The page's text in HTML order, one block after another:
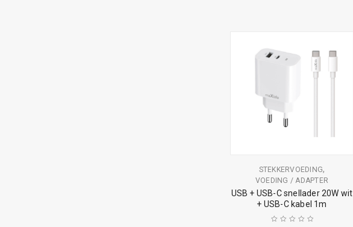
STEKKERVOEDING,
VOEDING / ADAPTER
USB + USB-C snellader 20W wit
+ USB-C kabel 1m